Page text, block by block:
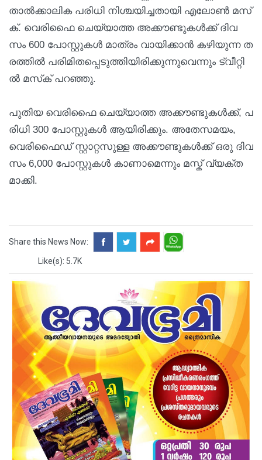
താ​ൽ​ക്കാ​ലി​ക പ​രി​ധി നി​ശ്ച​യി​ച്ച​താ​യി എ​ലോ​ൺ മ​സ്‌​
ക്. വെ​രി​ഫൈ ചെ​യ്യാ​ത്ത അ​ക്കൗ​ണ്ടു​ക​ൾ​ക്ക് ദി​വ​
സം 600 പോ​സ്റ്റു​ക​ൾ മാ​ത്രം വാ​യി​ക്കാ​ൻ ക​ഴി​യു​ന്ന ത​
ര​ത്തി​ൽ പ​രി​മി​ത​പ്പെ​ടു​ത്തി​യി​രി​ക്കു​ന്നു​വെ​ന്നും ട്വീ​റ്റി​
ൽ മ​സ്‌​ക് പ​റ​ഞ്ഞു.
പു​തി​യ വെ​രി​ഫൈ ചെ​യ്യാ​ത്ത അ​ക്കൗ​ണ്ടു​ക​ൾ​ക്ക്, പ​
രി​ധി 300 പോ​സ്റ്റു​ക​ൾ ആ​യി​രി​ക്കും. അ​തേ​സ​മ​യം,
വെ​രി​ഫൈ​ഡ് സ്റ്റാ​റ്റ​സു​ള്ള അ​ക്കൗ​ണ്ടു​ക​ൾ​ക്ക് ഒ​രു ദി​വ​
സം 6,000 പോ​സ്റ്റു​ക​ൾ കാ​ണാ​മെ​ന്നും മ​സ്ക് വ്യ​ക്ത​
മാ​ക്കി.
Share this News Now:
Like(s): 5.7K